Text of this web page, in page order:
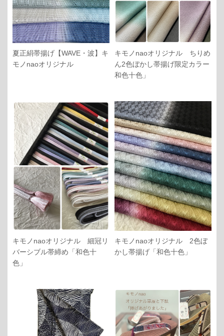
夏正絹帯揚げ【WAVE・波】キ
モノnaoオリジナル
キモノnaoオリジナル ちりめ
ん2色ぼかし帯揚げ限定カラー
和色十色」
キモノnaoオリジナル 細冠リ
バーシブル帯締め「和色十
色」
キモノnaoオリジナル 2色ぼ
かし帯揚げ「和色十色」